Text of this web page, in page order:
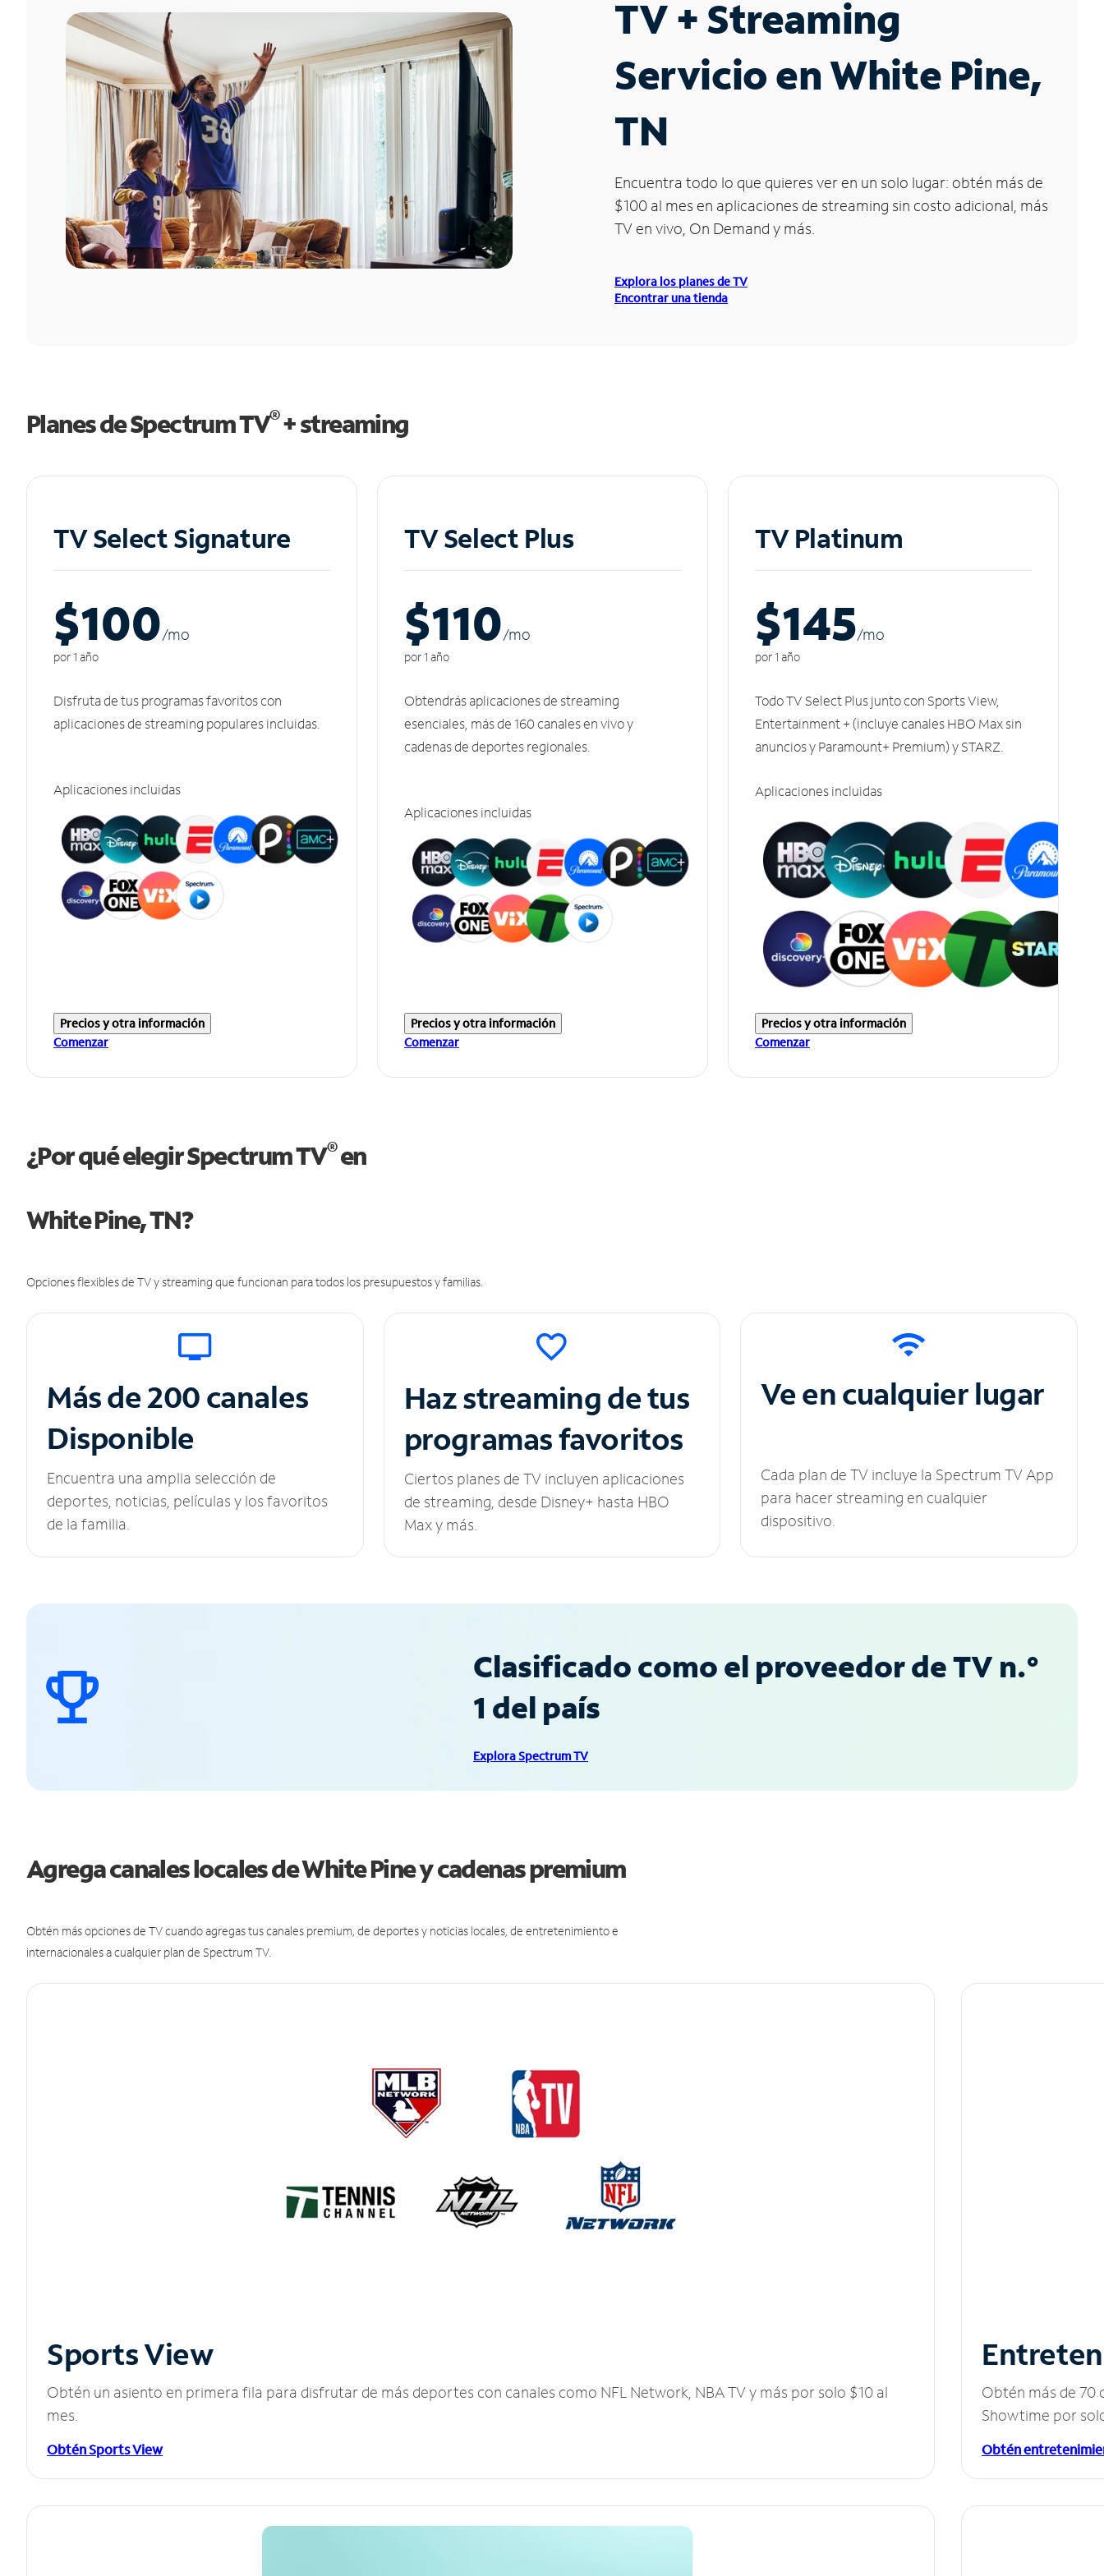
TV + Streaming
Servicio en White Pine,
TN
Encuentra todo lo que quieres ver en un solo lugar: obtén más de
$100 al mes en aplicaciones de streaming sin costo adicional, más
TV en vivo, On Demand y más.
Explora los planes de TV
Encontrar una tienda
Planes de Spectrum TV®+ streaming
TV Select Signature
$100/mo
por 1 año
Disfruta de tus programas favoritos con
aplicaciones de streaming populares incluidas.
Aplicaciones incluidas
Precios y otra información
Comenzar
TV Select Plus
$110/mo
por 1 año
Obtendrás aplicaciones de streaming
esenciales, más de 160 canales en vivo y
cadenas de deportes regionales.
Aplicaciones incluidas
Precios y otra información
Comenzar
TV Platinum
$145/mo
por 1 año
Todo TV Select Plus junto con Sports View,
Entertainment + (incluye canales HBO Max sin
anuncios y Paramount+ Premium) y STARZ.
Aplicaciones incluidas
Precios y otra información
Comenzar
¿Por qué elegir Spectrum TV®en
White Pine, TN?
Opciones flexibles de TV y streaming que funcionan para todos los presupuestos y familias.
Más de 200 canales
Disponible
Encuentra una amplia selección de
deportes, noticias, películas y los favoritos
de la familia.
Haz streaming de tus
programas favoritos
Ciertos planes de TV incluyen aplicaciones
de streaming, desde Disney+ hasta HBO
Max y más.
Ve en cualquier lugar
Cada plan de TV incluye la Spectrum TV App
para hacer streaming en cualquier
dispositivo.
Clasificado como el proveedor de TV n.°
1 del país
Explora Spectrum TV
Agrega canales locales de White Pine y cadenas premium
Obtén más opciones de TV cuando agregas tus canales premium, de deportes y noticias locales, de entretenimiento e
internacionales a cualquier plan de Spectrum TV.
Sports View
Obtén un asiento en primera fila para disfrutar de más deportes con canales como NFL Network, NBA TV y más por solo $10 al
mes.
Obtén Sports View
Obtén más de 70
Showtime por
Obtén